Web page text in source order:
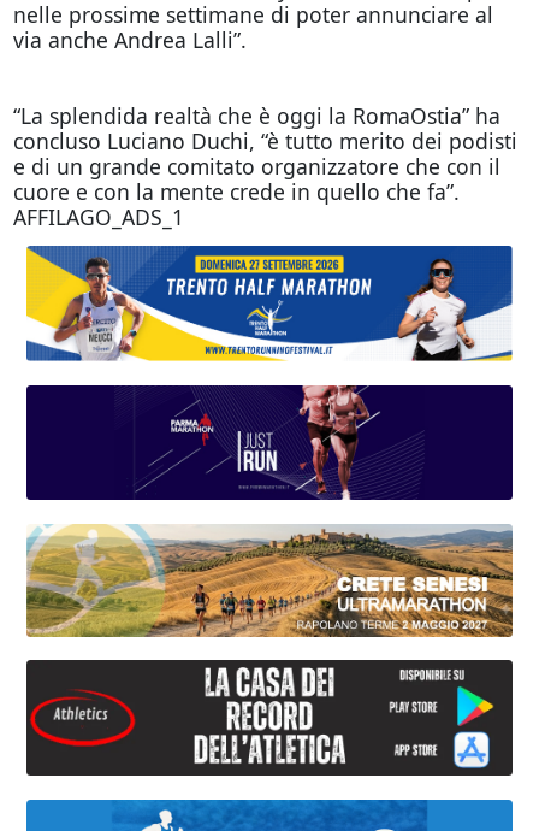
nelle prossime settimane di poter annunciare al
via anche Andrea Lalli”.
“La splendida realtà che è oggi la RomaOstia” ha
concluso Luciano Duchi, “è tutto merito dei podisti
e di un grande comitato organizzatore che con il
cuore e con la mente crede in quello che fa”.
AFFILAGO_ADS_1